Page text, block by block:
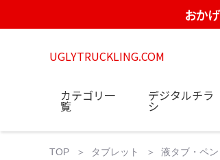
おか
UGLYTRUCKLING.COM
カテゴリ一
覧
デジタルチラ
シ
TOP タブレット 液タブ・ペ